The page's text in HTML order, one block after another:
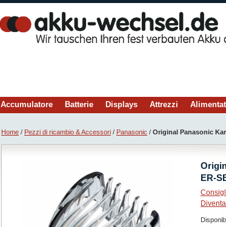
Accumulatore Batterie Displays Attrezzi
Home / Pezzi di ricambio & Accessori / Panasonic / Original Panasonic
ER-